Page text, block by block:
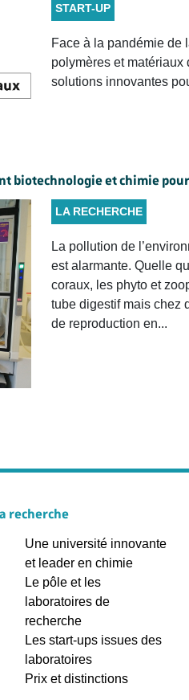
START-UP
Face à la pandémie de
polymères et
solutions innovantes
biotechnologie et chimie
LA RECHERCHE
La pollution de
est alarmante. Quelle
coraux, les phyto et
tube digestif mais chez
de reproduction en...
recherche
Une université innovante
et leader en chimie
Le pôle et les
laboratoires de
recherche
Les start-ups issues des
laboratoires
Prix et distinctions